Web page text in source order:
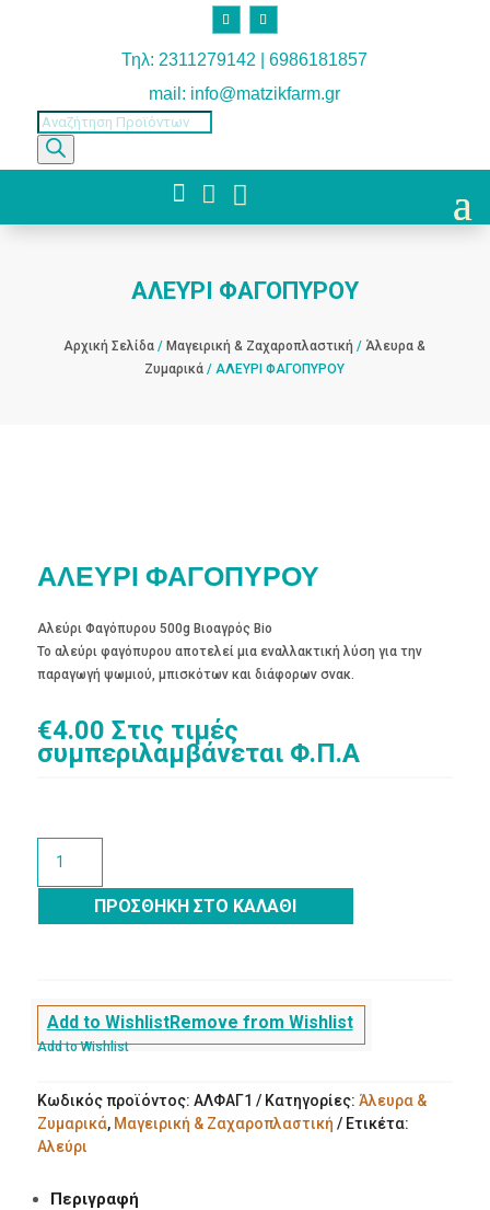
Τηλ: 2311279142 | 6986181857
mail: info@matzikfarm.gr
Products
search
  
ΑΛΕΥΡΙ ΦΑΓΟΠΥΡΟΥ
Αρχική Σελίδα /Μαγειρική & Ζαχαροπλαστική /Άλευρα &
Ζυμαρικά / ΑΛΕΥΡΙ ΦΑΓΟΠΥΡΟΥ
ΑΛΕΥΡΙ ΦΑΓΟΠΥΡΟΥ
Αλεύρι Φαγόπυρου 500g Βιοαγρός Bio
Το αλεύρι φαγόπυρου αποτελεί μια εναλλακτική λύση για την
παραγωγή ψωμιού, μπισκότων και διάφορων σνακ.
€4.00 Στις τιμές
συμπεριλαμβάνεται Φ.Π.Α
ΦΑΓΟΠΥΡΟΥ
ποσότητα
ΠΡΟΣΘΉΚΗ ΣΤΟ ΚΑΛΆΘΙ
Add to WishlistRemove from Wishlist
Add to Wishlist
Κωδικός προϊόντος: ΑΛΦΑΓ1 Κατηγορίες: Άλευρα &
Ζυμαρικά, Μαγειρική & Ζαχαροπλαστική
Ετικέτα:
Αλεύρι
Περιγραφή